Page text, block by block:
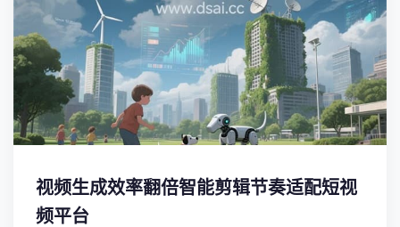
视频生成效率翻倍智能剪辑节奏适配短视
频平台